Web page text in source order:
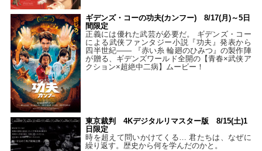
ギデンズ・コーの功夫(カンフー) 8/17(月)～5日
間限定
正義には優れた武芸が必要だ。 ギデンズ・コー
による武侠ファンタジー小説『功夫』発表から
四半世紀―― 『赤い糸 輪廻のひみつ』の製作陣
が贈る、ギデンズワールド全開の【青春×武侠ア
クション×超絶中二病】ムービー！
東京裁判 4Kデジタルリマスター版 8/15(土)1
日限定
時を超えて問いかけてくる… 君たちは、なぜに
繰り返す。歴史から何を学んだのかと。